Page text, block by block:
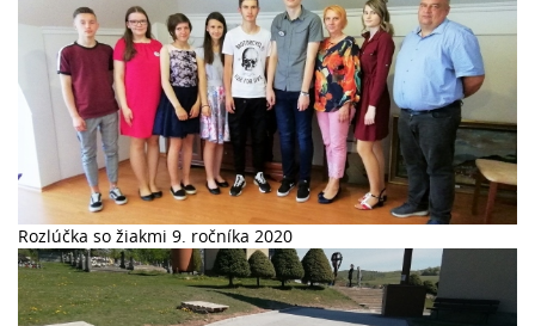
Rozlúčka so žiakmi 9. ročníka 2020